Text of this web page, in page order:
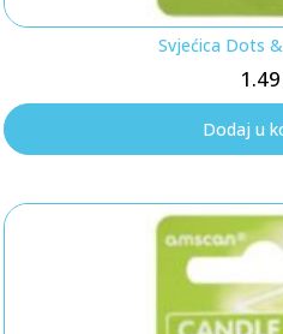
Svjećica Dots
1.49
Dodaj u